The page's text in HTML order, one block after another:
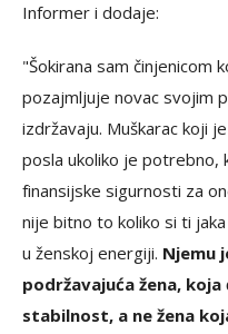
Informer i dodaje:
"Šokirana sam činjenicom
pozajmljuje novac svojim
izdržavaju. Muškarac koji
posla ukoliko je potrebno,
finansijske sigurnosti za
nije bitno to koliko si ti
u ženskoj energiji. Njemu
podržavajuća žena,
stabilnost, a ne žena